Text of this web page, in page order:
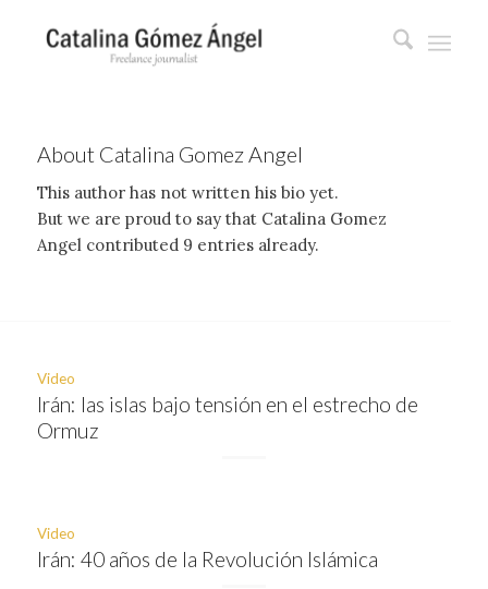
About Catalina Gomez Angel
This author has not written his bio yet.
But we are proud to say that Catalina Gomez
Angel contributed 9 entries already.
Video
Irán: las islas bajo tensión en el estrecho de
Ormuz
Video
Irán: 40 años de la Revolución Islámica